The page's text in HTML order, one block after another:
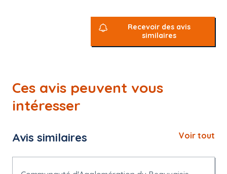
Recevoir des avis
similaires
Ces avis peuvent vous
intéresser
Avis similaires Voir tout